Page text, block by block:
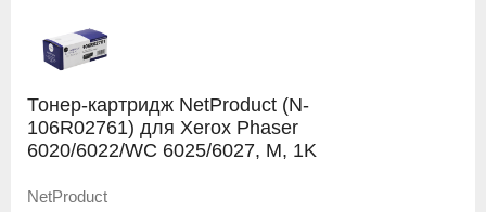
Тонер-картридж NetProduct (N-
106R02761) для Xerox Phaser
6020/6022/WC 6025/6027, M, 1K
NetProduct